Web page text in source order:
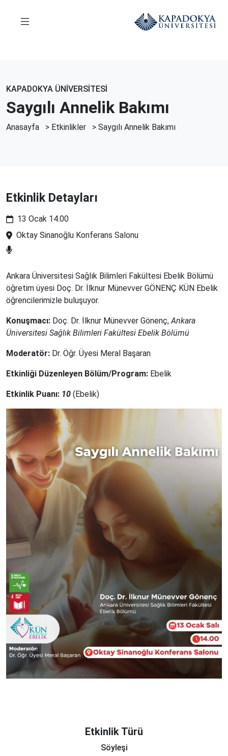
KAPADOKYA ÜNİVERSİTESİ
Saygılı Annelik Bakımı
Anasayfa > Etkinlikler > Saygılı Annelik Bakımı
Etkinlik Detayları
13 Ocak 14.00
Oktay Sinanoğlu Konferans Salonu
Ankara Üniversitesi Sağlık Bilimleri Fakültesi Ebelik Bölümü
öğretim üyesi Doç. Dr. İlknur Münevver GÖNENÇ KÜN Ebelik
öğrencilerimizle buluşuyor.
Konuşmacı: Doç. Dr. İlknur Münevver Gönenç,Ankara
Üniversitesi Sağlık Bilimleri Fakültesi Ebelik Bölümü
Moderatör: Dr. Öğr. Üyesi Meral Başaran
Etkinliği Düzenleyen Bölüm/Program: Ebelik
Etkinlik Puanı: 10 (Ebelik)
Etkinlik Türü
Söyleşi